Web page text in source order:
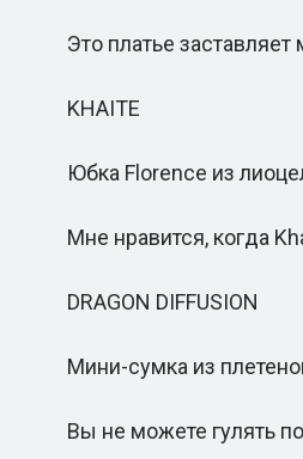
Это платье заставляет
KHAITE
Юбка Florence из
Мне нравится, когда
DRAGON DIFFUSION
Мини-сумка из
Вы не можете гулять по